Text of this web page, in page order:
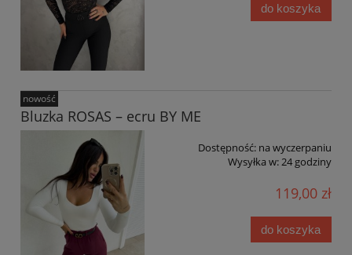
do koszyka
Bluzka ROSAS – ecru BY ME
Dostępność: na wyczerpaniu
Wysyłka w:24 godziny
119,00 zł
do koszyka
nowość